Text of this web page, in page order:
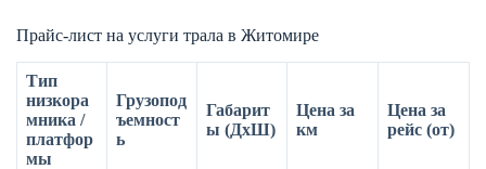
Прайс-лист на услуги трала в Житомире
Тип
низкора
мника /
платфор
мы
Грузопод
ъемност
ь
Габарит
ы (ДхШ)
Цена за
км
Цена за
рейс (от)